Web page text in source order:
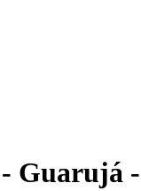
Guarujá -